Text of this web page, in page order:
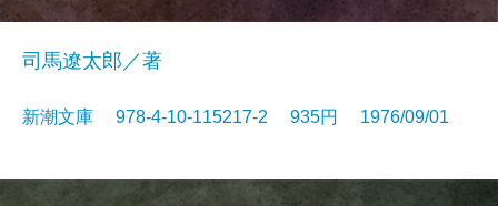
司馬遼太郎／著
新潮文庫 978-4-10-115217-2 935円 1976/09/01